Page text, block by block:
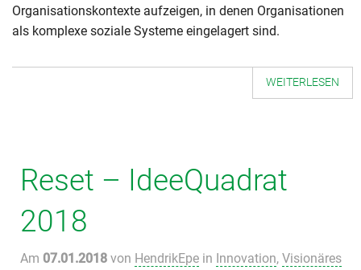
Organisationskontexte aufzeigen, in denen Organisationen
als komplexe soziale Systeme eingelagert sind.
WEITERLESEN
Reset – IdeeQuadrat
2018
Am 07.01.2018 von HendrikEpe in Innovation, Visionäres